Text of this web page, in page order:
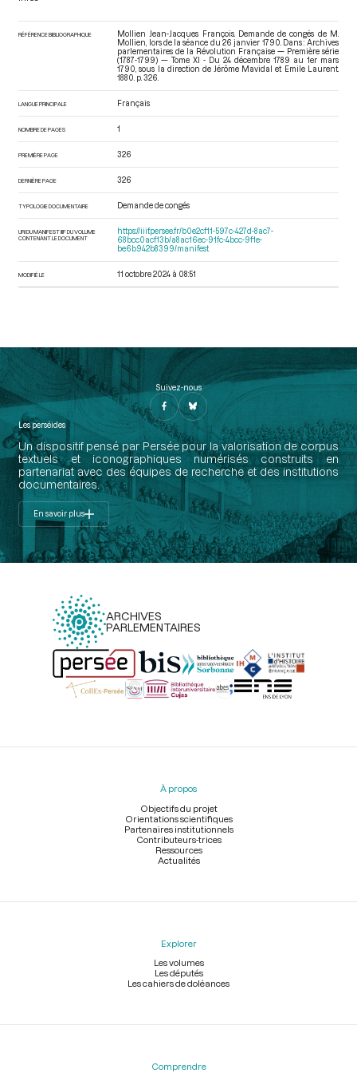
RÉFÉRENCE BIBLIOGRAPHIQUE
Mollien Jean-Jacques François. Demande de congés de M.
Mollien, lors de la séance du 26 janvier 1790. Dans : Archives
parlementaires de la Révolution Française — Première série
(1787-1799) — Tome XI - Du 24 décembre 1789 au 1er mars
1790 , sous la direction de Jérôme Mavidal et Emile Laurent.
1880. p. 326.
LANGUE PRINCIPALE Français
NOMBRE DE PAGES 1
PREMIÈRE PAGE 326
DERNIÈRE PAGE 326
TYPOLOGIE DOCUMENTAIRE Demande de congés
URI DU MANIFEST IIIF DU VOLUME
CONTENANT LE DOCUMENT
https://iiif.persee.fr/b0e2cf11-597c-427d-8ac7-
68bcc0acf13b/a8ac16ec-91fc-4bcc-9f1e-
be6b942b8399/manifest
MODIFIÉ LE 11 octobre 2024 à 08:51
Suivez-nous
Les perséides
Un dispositif pensé par Persée pour la valorisation de corpus
textuels et iconographiques numérisés construits en
partenariat avec des équipes de recherche et des institutions
documentaires.
En savoir plus
ARCHIVES
PARLEMENTAIRES
Menu
À propos
Objectifs du projet
Orientations scientifiques
Partenaires institutionnels
Contributeurs-trices
Ressources
Actualités
Explorer
Les volumes
Les députés
Les cahiers de doléances
Comprendre